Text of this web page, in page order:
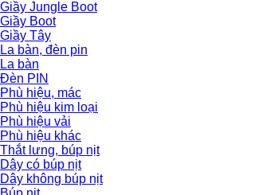
Giầy Jungle Boot
Giầy Boot
Giầy Tây
La bàn, đèn pin
La bàn
Đèn PIN
Phù hiệu, mác
Phù hiệu kim loại
Phù hiệu vải
Phù hiệu khác
Thắt lưng, búp nịt
Dây có búp nịt
Dây không búp nịt